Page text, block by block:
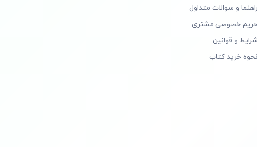
راهنما و سوالات متداول
حریم خصوصی مشتری
شرایط و قوانین
نحوه خرید کتاب